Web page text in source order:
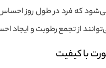
که فرد در طول روز احساس
از تجمع رطوبت و ایجاد
با کیفیت